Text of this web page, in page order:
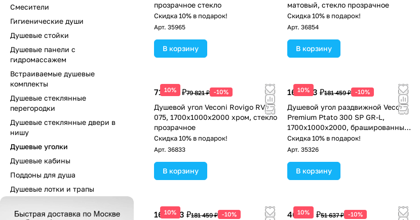
прозрачное стекло
Скидка 10% в подарок!
Арт. 35965
В корзину
матовый, стекло прозрачное
Скидка 10% в подарок!
Арт. 36854
В корзину
10%
71 839 ₽79 821 ₽ -10%
Душевой угол Veconi Rovigo RV-
075, 1700х1000х2000 хром, стекло
прозрачное
Скидка 10% в подарок!
Арт. 36833
В корзину
10%
163 313 ₽181 459 ₽ -10%
Душевой угол раздвижной Veconi
Premium Ptato 300 SP GR-L,
1700х1000x2000, брашированный
графит, стекло прозрачное
Скидка 10% в подарок!
Арт. 35326
В корзину
10%
163 313 ₽181 459 ₽ -10% 10%
46 473 ₽51 637 ₽ -10%
Смесители
Гигиенические души
Душевые стойки
Душевые панели с
гидромассажем
Встраиваемые душевые
комплекты
Душевые стеклянные
перегородки
Душевые стеклянные двери в
нишу
Душевые уголки
Душевые кабины
Поддоны для душа
Душевые лотки и трапы